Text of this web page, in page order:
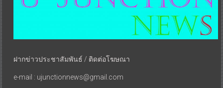
ฝากข่าวประชาสัมพันธ์ / ติดต่อโฆษณา
e-mail : ujunctionnews@gmail.com